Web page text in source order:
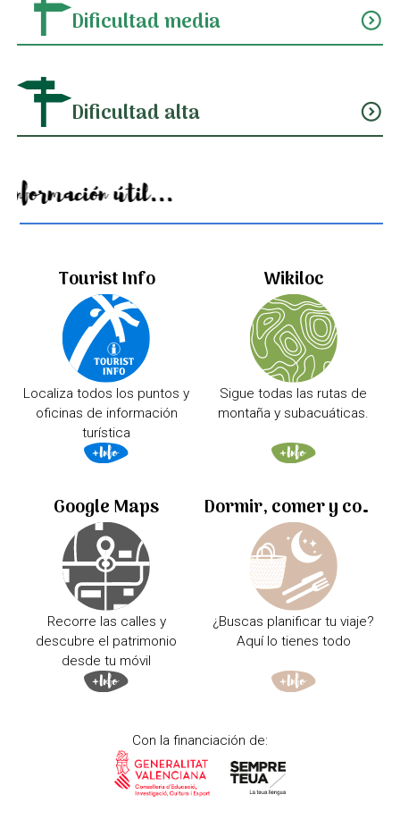
Dificultad media expand_circle_down
Dificultad alta expand_circle_down
Información útil...
Tourist Info
Localiza todos los puntos y
oficinas de información
turística
Wikiloc
Sigue todas las rutas de
montaña y subacuáticas.
Google Maps
Recorre las calles y
descubre el patrimonio
desde tu móvil
Dormir, comer y comprar
¿Buscas planificar tu viaje?
Aquí lo tienes todo
Con la financiación de: